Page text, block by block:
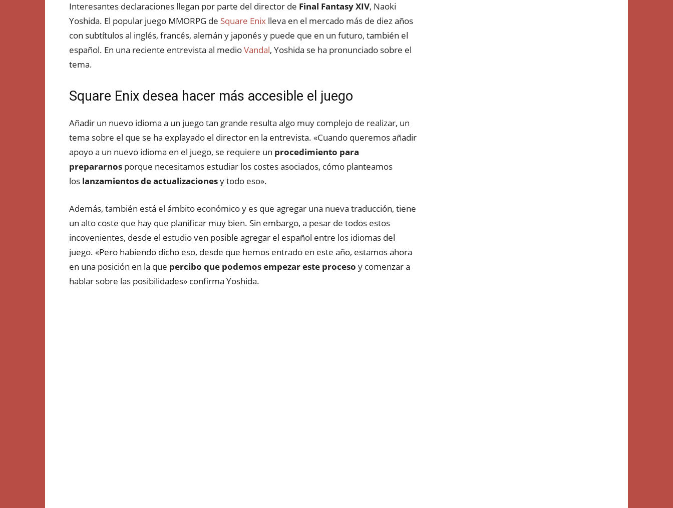
Interesantes declaraciones llegan por parte del director de Final Fantasy XIV, Naoki
Yoshida. El popular juego MMORPG de Square Enix lleva en el mercado más de diez años
con subtítulos al inglés, francés, alemán y japonés y puede que en un futuro, también el
español. En una reciente entrevista al medioVandal, Yoshida se ha pronunciado sobre el
tema.
Square Enix desea hacer más accesible el juego
Añadir un nuevo idioma a un juego tan grande resulta algo muy complejo de realizar, un
tema sobre el que se ha explayado el director en la entrevista. «Cuando queremos añadir
apoyo a un nuevo idioma en el juego, se requiere un procedimiento para
prepararnos porque necesitamos estudiar los costes asociados, cómo planteamos
los lanzamientos de actualizacionesy todo eso».
Además, también está el ámbito económico y es que agregar una nueva traducción, tiene
un alto coste que hay que planificar muy bien. Sin embargo, a pesar de todos estos
incovenientes, desde el estudio ven posible agregar el español entre los idiomas del
juego. «Pero habiendo dicho eso, desde que hemos entrado en este año, estamos ahora
en una posición en la que percibo que podemos empezar este proceso y comenzar a
hablar sobre las posibilidades» confirma Yoshida.